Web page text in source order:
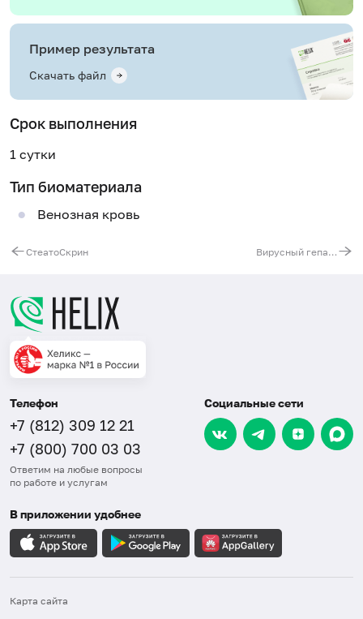
Пример результата
Скачать файл
Срок выполнения
1 сутки
Тип биоматериала
Венозная кровь
СтеатоСкрин Вирусный гепатит Д. Обследование при подозрении на вирусный гепатит Д
Телефон
+7 (812) 309 12 21
+7 (800) 700 03 03
Ответим на любые вопросы
по работе и услугам
Социальные сети
В приложении удобнее
Карта сайта